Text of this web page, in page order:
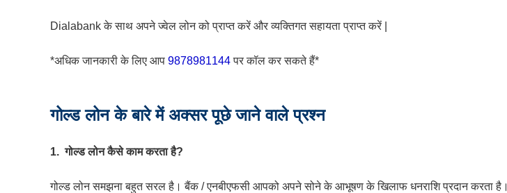
Dialabank के साथ अपने ज्वेल लोन को प्राप्त करें और व्यक्तिगत सहायता प्राप्त करें |
*अधिक जानकारी के लिए आप 9878981144पर कॉल कर सकते हैं*
गोल्ड लोन के बारे में अक्सर पूछे जाने वाले प्रश्न
1. गोल्ड लोन कैसे काम करता है?
गोल्ड लोन समझना बहुत सरल है। बैंक/एनबीएफसी आपको अपने सोने के आभूषण के खिलाफ धनराशि प्रदान करता है।